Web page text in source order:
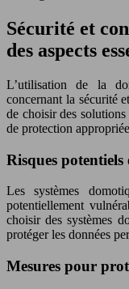
Sécurité et
des aspects
L’utilisation de la
concernant la sécurité
de choisir des solutions
de protection
Risques
Les systèmes
potentiellement
choisir des systèmes
protéger les données
Mesures pour